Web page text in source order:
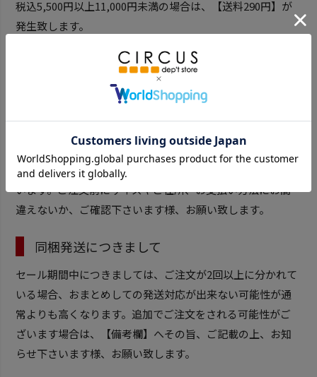
税込5,500円以上11,000円未満の場合は、【送料290円】が
発生致します。
（※沖縄・離島・一部地域は別途料金が発生致します。）
ご注文内容のご変更につきまして
セール期間中はご注文内容の変更やご住所、お支払い方法
のご変更、配送日の変更などをお受けできない場合がござ
います。ご注文前にサイズやご住所、お支払い方法にお間
違えないか、ご確認下さいます様、お願い致します。
同梱発送につきまして
セール期間中につきましては、ご注文が2回以上に分かれて
いる場合、おまとめしての発送対応が出来ない可能性が通
常よりも高くなります。追加でご注文をされる可能性がご
ざいます場合は、【備考欄】へその旨、ご記載の上、お知
らせ下さいます様、お願い致します。